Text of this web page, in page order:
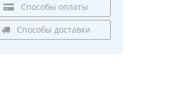
Способы оплаты
Способы доставки